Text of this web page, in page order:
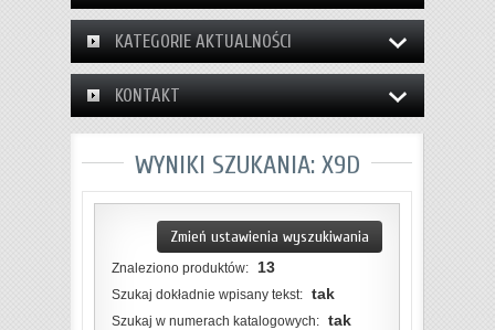
KATEGORIE AKTUALNOŚCI
KONTAKT
WYNIKI SZUKANIA: X9D
Zmień ustawienia wyszukiwania
Znaleziono produktów: 13
Szukaj dokładnie wpisany tekst: tak
Szukaj w numerach katalogowych: tak